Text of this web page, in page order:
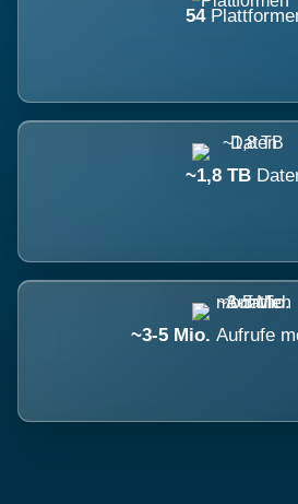
54
~1,8 TB
~3-5 Mio. Aufrufe